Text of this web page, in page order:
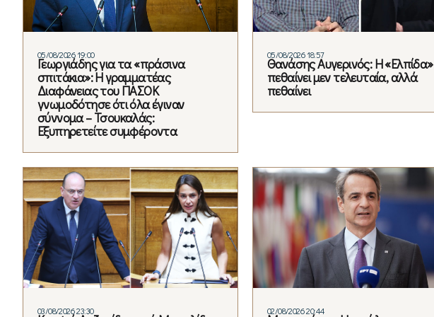
05/08/2026 19:00
Γεωργιάδης για τα «πράσινα
σπιτάκια»: Η γραμματέας
Διαφάνειας του ΠΑΣΟΚ
γνωμοδότησε ότι όλα έγιναν
σύννομα – Τσουκαλάς:
Εξυπηρετείτε συμφέροντα
05/08/2026 18:57
Θανάσης Αυγερινός: Η «Ελπίδα»
πεθαίνει μεν τελευταία, αλλά
πεθαίνει
03/08/2026 23:30 02/08/2026 20:44